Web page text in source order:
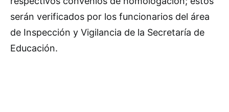
serán verificados por los funcionarios del área
de Inspección y Vigilancia de la Secretaría de
Educación.